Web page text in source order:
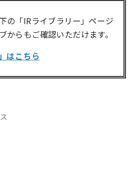
の「IRライブラリー」ページ
からもご確認いただけます。
はこちら